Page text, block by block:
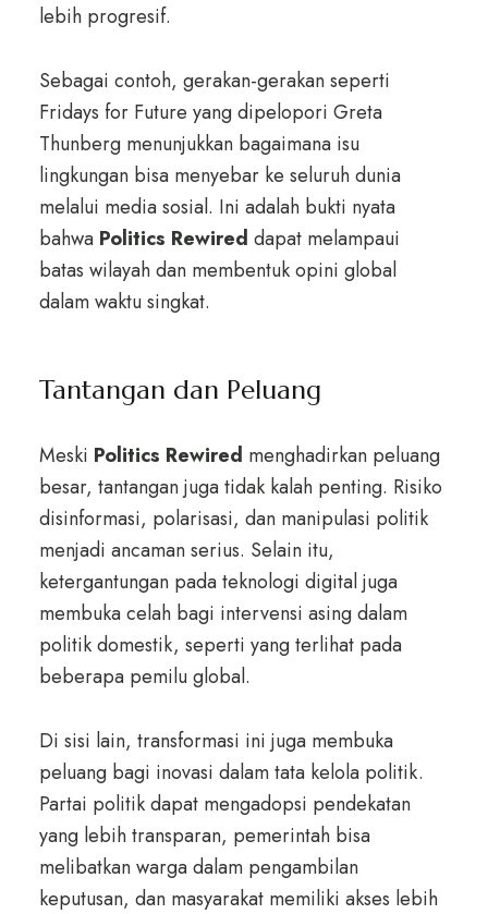
lebih progresif.
Sebagai contoh, gerakan-gerakan seperti
Fridays for Future yang dipelopori Greta
Thunberg menunjukkan bagaimana isu
lingkungan bisa menyebar ke seluruh dunia
melalui media sosial. Ini adalah bukti nyata
bahwa Politics Rewired dapat melampaui
batas wilayah dan membentuk opini global
dalam waktu singkat.
Tantangan dan Peluang
Meski Politics Rewired menghadirkan peluang
besar, tantangan juga tidak kalah penting. Risiko
disinformasi, polarisasi, dan manipulasi politik
menjadi ancaman serius. Selain itu,
ketergantungan pada teknologi digital juga
membuka celah bagi intervensi asing dalam
politik domestik, seperti yang terlihat pada
beberapa pemilu global.
Di sisi lain, transformasi ini juga membuka
peluang bagi inovasi dalam tata kelola politik.
Partai politik dapat mengadopsi pendekatan
yang lebih transparan, pemerintah bisa
melibatkan warga dalam pengambilan
keputusan, dan masyarakat memiliki akses lebih